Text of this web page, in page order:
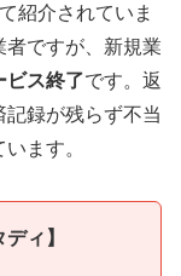
紹介されていま
ですが、新規業
ビス終了です。返
録が残らず不当
ます。
ィ】